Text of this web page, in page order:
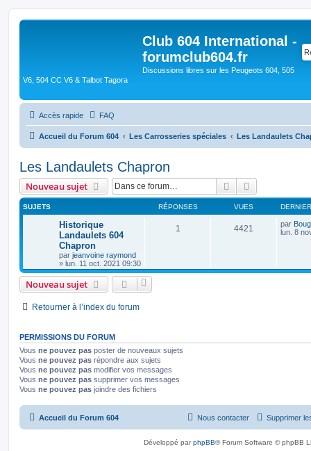
Club 604 International -
forumclub604.fr
Discussions libres sur les Peugeots 604, 505
V6, 504 CC V6 & Talbot Tagora
Accès rapide FAQ
Accueil du Forum 604 Les Carrosseries spéciales Les Landaulets
Les Landaulets Chapron
Nouveau sujet Rechercher
SUJETS RÉPONSES VUES
Historique
Landaulets 604
Chapron
par jeanvoine raymond
» lun. 11 oct. 2021 09:30
1 4421 par
lun. 8
Nouveau sujet
Retourner à l’index du forum
PERMISSIONS DU FORUM
Vous ne pouvez pas poster de nouveaux sujets
Vous ne pouvez pas répondre aux sujets
Vous ne pouvez pas modifier vos messages
Vous ne pouvez pas supprimer vos messages
Vous ne pouvez pas joindre des fichiers
Accueil du Forum 604 Supprimer
Nous contacter
Développé parphpBB® Forum Software © phpBB